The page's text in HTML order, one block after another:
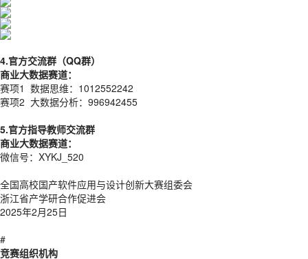
4.官方交流群（QQ群）
商业大数据赛道：
赛项1 数据思维：1012552242
赛项2 大数据分析：996942455
5.官方指导教师交流群
商业大数据赛道：
微信号：XYKJ_520
全国高校国产软件应用与设计创新大赛组委会
浙江省产学研合作促进会
2025年2月25日
#
竞赛组织机构